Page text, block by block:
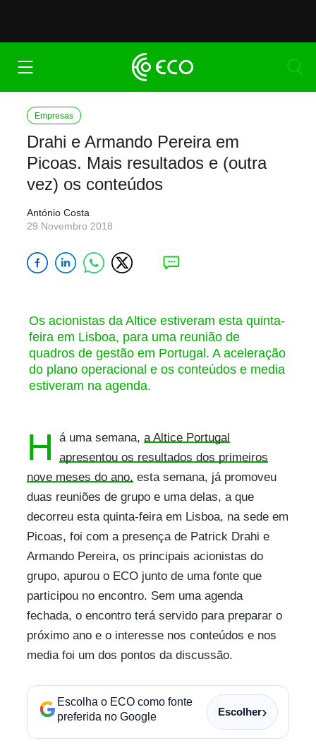
Empresas
Drahi e Armando Pereira em
Picoas. Mais resultados e (outra
vez) os conteúdos
António Costa
29 Novembro 2018
Os acionistas da Altice estiveram esta quinta-
feira em Lisboa, para uma reunião de
quadros de gestão em Portugal. A aceleração
do plano operacional e os conteúdos e media
estiveram na agenda.
H á uma semana,a Altice Portugal
apresentou os resultados dos primeiros
nove meses do ano, esta semana, já promoveu
duas reuniões de grupo e uma delas, a que
decorreu esta quinta-feira em Lisboa, na sede em
Picoas, foi com a presença de Patrick Drahi e
Armando Pereira, os principais acionistas do
grupo, apurou o ECO junto de uma fonte que
participou no encontro. Sem uma agenda
fechada, o encontro terá servido para preparar o
próximo ano e o interesse nos conteúdos e nos
media foi um dos pontos da discussão.
Escolha o ECO como fonte
preferida no Google
Escolher›